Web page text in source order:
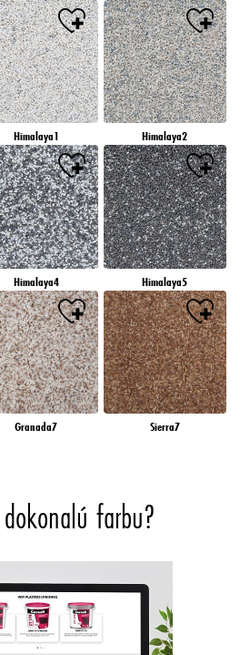
Himalaya1 Himalaya2
Himalaya4 Himalaya5
Granada7 Sierra7
farbu?